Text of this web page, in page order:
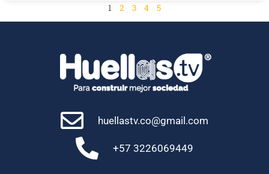
1 2 3 4 5
huellastv.co@gmail.com
+57 3226069449